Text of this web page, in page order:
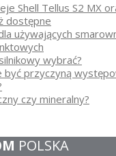
Shell Tellus S2 MX
dostępne
używających
wybrać?
być przyczyną
czy mineralny?
POLSKA